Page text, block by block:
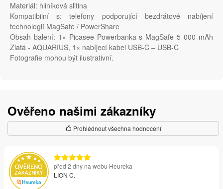
Materiál: hliníková slitina
Kompatibilní s: telefony podporující bezdrátové nabíjení
technologií MagSafe / PowerShare
Obsah balení: 1× Picasee Powerbanka s MagSafe 5 000 mAh
Zlatá - AQUARIUS, 1× nabíjecí kabel USB-C – USB-C
Fotografie mohou být ilustrativní.
Ověřeno našimi zákazníky
Prohlédnout všechna hodnocení
před 2 dny na webu Heureka
LION C.